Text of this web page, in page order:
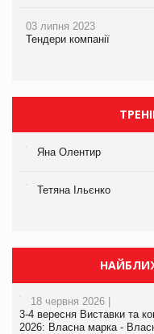
03 липня 2023
Тендери компанії
Яна Олентир
Тетяна Ільєнко
18 червня 2026 |
3-4 вересня Виставки та
2026: Власна марка -